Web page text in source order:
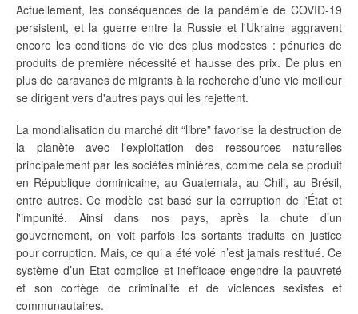
Actuellement, les conséquences de la pandémie de COVID-19
persistent, et la guerre entre la Russie et l'Ukraine aggravent
encore les conditions de vie des plus modestes : pénuries de
produits de première nécessité et hausse des prix. De plus en
plus de caravanes de migrants à la recherche d’une vie meilleur
se dirigent vers d'autres pays qui les rejettent.
La mondialisation du marché dit “libre” favorise la destruction de
la planète avec l'exploitation des ressources naturelles
principalement par les sociétés minières, comme cela se produit
en République dominicaine, au Guatemala, au Chili, au Brésil,
entre autres. Ce modèle est basé sur la corruption de l'État et
l'impunité. Ainsi dans nos pays, après la chute d’un
gouvernement, on voit parfois les sortants traduits en justice
pour corruption. Mais, ce qui a été volé n’est jamais restitué. Ce
système d’un Etat complice et inefficace engendre la pauvreté
et son cortège de criminalité et de violences sexistes et
communautaires.